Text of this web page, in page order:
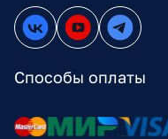
Способы оплаты